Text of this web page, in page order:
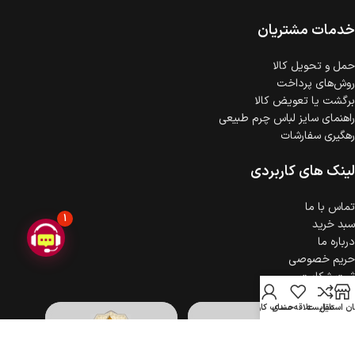
گارانتی معتبر برای تمامی محصولات ارائه می‌شود.خدمات مشتریان
حمل‌ و تحویل کالا
روش‌های پرداخت
برگشت یا تعویض کالا
راهنمای سایز لباس چرم طبیعی
رهگیری سفارشات
لینک های کاربردی
تماس با ما
سبد خرید
درباره ما
حریم خصوصی
ثبت شکایت
استایلمقایسهعلاقه مندی
حساب کاربری
1